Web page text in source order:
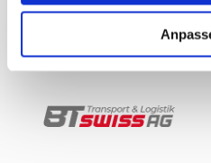
à ce que nos articles
et en heure, où que vous